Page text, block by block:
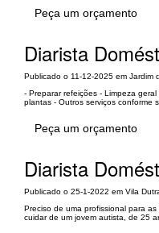
Peça um orçamento
Diarista
Publicado o 11-12-2025 em Jardim
- Preparar refeições - Limpeza
plantas - Outros serviços conforme
Peça um orçamento
Diarista
Publicado o 25-1-2022 em Vila
Preciso de uma profissional para
cuidar de um jovem autista, de 25